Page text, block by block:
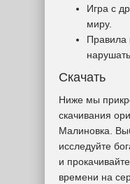
Игра с
миру.
Правила
Скачать
Ниже мы
скачивания
Малиновка.
исследуйте
и
времени на